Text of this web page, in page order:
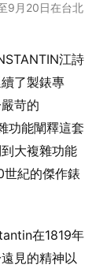
9月20日在台北
江詩
了製錶專
苛的
功能闡釋這套
大複雜功能
紀的傑作錶
在1819年
見的精神以